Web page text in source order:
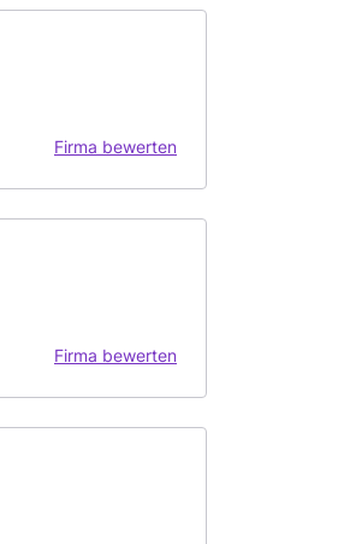
Firma bewerten
Firma bewerten